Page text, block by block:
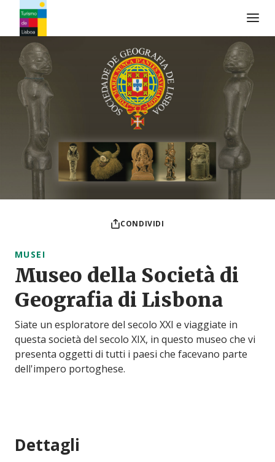
Logo di Turismo de Lisboa
CONDIVIDI
MUSEI
Museo della Società di
Geografia di Lisbona
Siate un esploratore del secolo XXI e viaggiate in
questa società del secolo XIX, in questo museo che vi
presenta oggetti di tutti i paesi che facevano parte
dell'impero portoghese.
Dettagli